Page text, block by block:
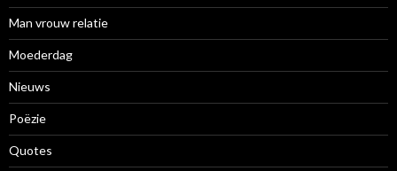
Man vrouw relatie
Moederdag
Nieuws
Poëzie
Quotes